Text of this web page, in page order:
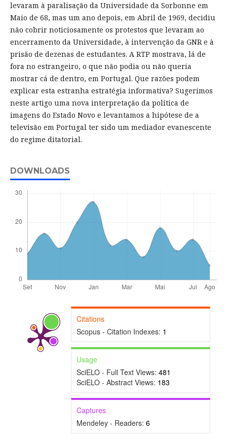
levaram à paralisação da Universidade da Sorbonne em
Maio de 68, mas um ano depois, em Abril de 1969, decidiu
não cobrir noticiosamente os protestos que levaram ao
encerramento da Universidade, à intervenção da GNR e à
prisão de dezenas de estudantes. A RTP mostrava, lá de
fora no estrangeiro, o que não podia ou não queria
mostrar cá de dentro, em Portugal. Que razões podem
explicar esta estranha estratégia informativa? Sugerimos
neste artigo uma nova interpretação da política de
imagens do Estado Novo e levantamos a hipótese de a
televisão em Portugal ter sido um mediador evanescente
do regime ditatorial.
DOWNLOADS
Citations
Scopus - Citation Indexes: 1
Usage
SciELO - Full Text Views: 481
SciELO - Abstract Views: 183
Captures
Mendeley - Readers: 6